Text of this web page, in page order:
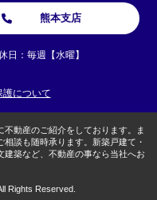
熊本支店
：毎週【水曜】
護について
動産のご紹介をしております。ま
談も随時承ります。新築戸建て・
築など、不動産の事なら当社へお
Rights Reserved.